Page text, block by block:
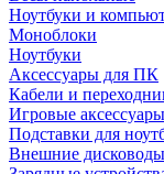
Ноутбуки и
Моноблоки
Ноутбуки
Аксессуары для ПК
Кабели и
Игровые аксессуары
Подставки для
Внешние дисководы